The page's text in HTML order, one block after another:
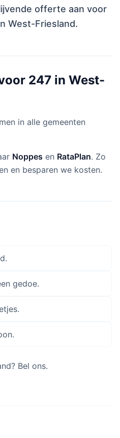
offerte aan voor
West-Friesland.
247 in West-
in alle gemeenten
Noppes en RataPlan. Zo
en besparen we kosten.
gedoe.
Bel ons.